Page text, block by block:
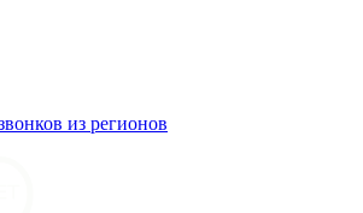
из регионов